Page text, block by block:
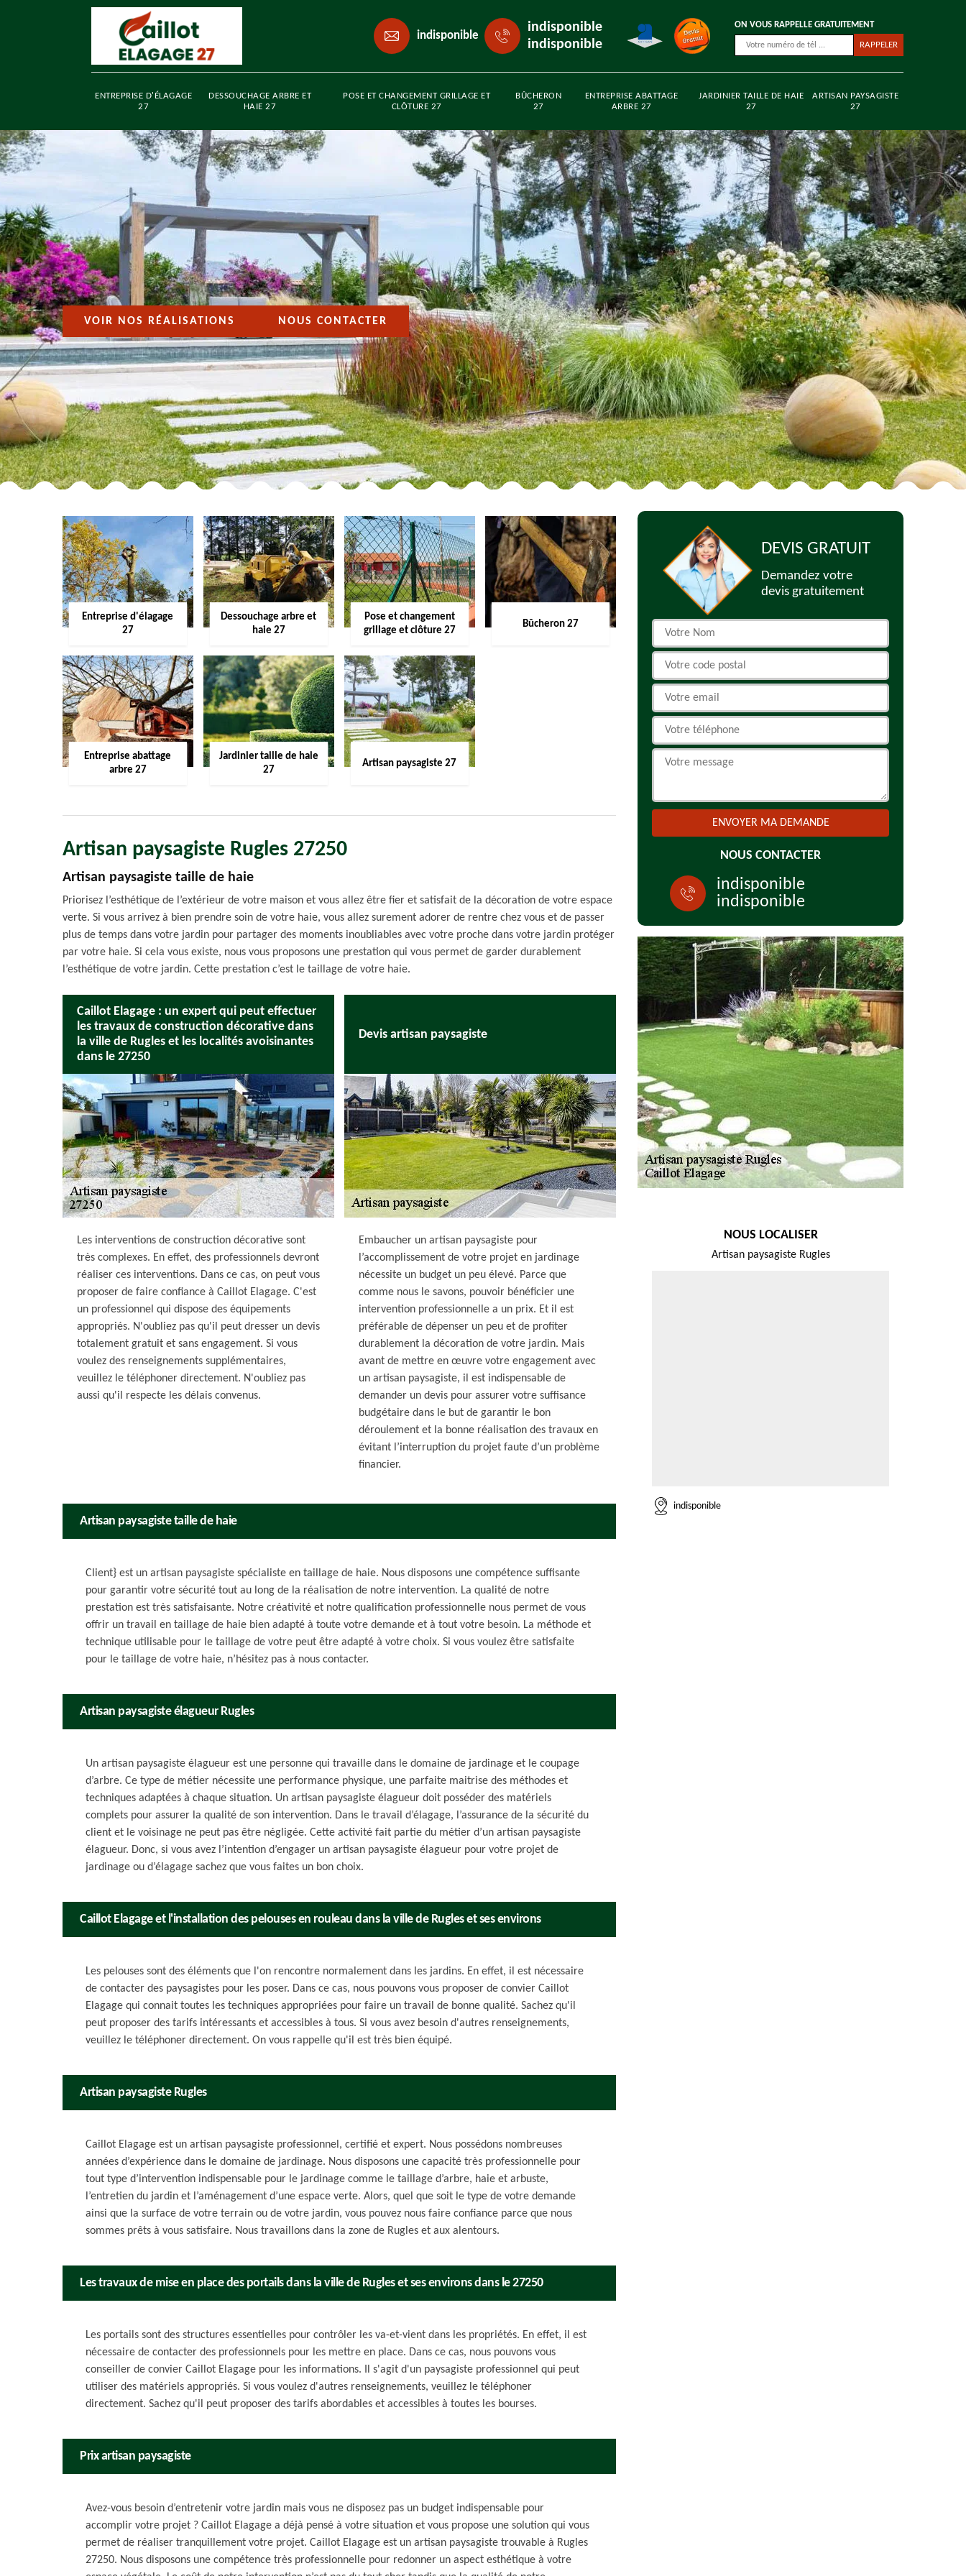
indisponible
indisponible
indisponible
ON VOUS RAPPELLE GRATUITEMENT
ENTREPRISE D'ÉLAGAGE
27
DESSOUCHAGE ARBRE ET
HAIE 27
POSE ET CHANGEMENT GRILLAGE ET
CLÔTURE 27
BÛCHERON
27
ENTREPRISE ABATTAGE
ARBRE 27
JARDINIER TAILLE DE HAIE
27
ARTISAN PAYSAGISTE
27
VOIR NOS RÉALISATIONS NOUS CONTACTER
Entreprise d'élagage
27
Dessouchage arbre et
haie 27
Pose et changement
grillage et clôture 27
Bûcheron 27
Entreprise abattage
arbre 27
Jardinier taille de haie
27
Artisan paysagiste 27
Artisan paysagiste Rugles 27250
Artisan paysagiste taille de haie
Priorisez l’esthétique de l’extérieur de votre maison et vous allez être fier et satisfait de la décoration de votre espace
verte. Si vous arrivez à bien prendre soin de votre haie, vous allez surement adorer de rentre chez vous et de passer
plus de temps dans votre jardin pour partager des moments inoubliables avec votre proche dans votre jardin protéger
par votre haie. Si cela vous existe, nous vous proposons une prestation qui vous permet de garder durablement
l’esthétique de votre jardin. Cette prestation c’est le taillage de votre haie.
Caillot Elagage : un expert qui peut effectuer
les travaux de construction décorative dans
la ville de Rugles et les localités avoisinantes
dans le 27250
Les interventions de construction décorative sont
très complexes. En effet, des professionnels devront
réaliser ces interventions. Dans ce cas, on peut vous
proposer de faire confiance à Caillot Elagage. C'est
un professionnel qui dispose des équipements
appropriés. N'oubliez pas qu'il peut dresser un devis
totalement gratuit et sans engagement. Si vous
voulez des renseignements supplémentaires,
veuillez le téléphoner directement. N'oubliez pas
aussi qu'il respecte les délais convenus.
Devis artisan paysagiste
Embaucher un artisan paysagiste pour
l’accomplissement de votre projet en jardinage
nécessite un budget un peu élevé. Parce que
comme nous le savons, pouvoir bénéficier une
intervention professionnelle a un prix. Et il est
préférable de dépenser un peu et de profiter
durablement la décoration de votre jardin. Mais
avant de mettre en œuvre votre engagement avec
un artisan paysagiste, il est indispensable de
demander un devis pour assurer votre suffisance
budgétaire dans le but de garantir le bon
déroulement et la bonne réalisation des travaux en
évitant l’interruption du projet faute d’un problème
financier.
Artisan paysagiste taille de haie
Client} est un artisan paysagiste spécialiste en taillage de haie. Nous disposons une compétence suffisante
pour garantir votre sécurité tout au long de la réalisation de notre intervention. La qualité de notre
prestation est très satisfaisante. Notre créativité et notre qualification professionnelle nous permet de vous
offrir un travail en taillage de haie bien adapté à toute votre demande et à tout votre besoin. La méthode et
technique utilisable pour le taillage de votre peut être adapté à votre choix. Si vous voulez être satisfaite
pour le taillage de votre haie, n’hésitez pas à nous contacter.
Artisan paysagiste élagueur Rugles
Un artisan paysagiste élagueur est une personne qui travaille dans le domaine de jardinage et le coupage
d’arbre. Ce type de métier nécessite une performance physique, une parfaite maitrise des méthodes et
techniques adaptées à chaque situation. Un artisan paysagiste élagueur doit posséder des matériels
complets pour assurer la qualité de son intervention. Dans le travail d’élagage, l’assurance de la sécurité du
client et le voisinage ne peut pas être négligée. Cette activité fait partie du métier d’un artisan paysagiste
élagueur. Donc, si vous avez l’intention d’engager un artisan paysagiste élagueur pour votre projet de
jardinage ou d’élagage sachez que vous faites un bon choix.
Caillot Elagage et l'installation des pelouses en rouleau dans la ville de Rugles et ses environs
Les pelouses sont des éléments que l'on rencontre normalement dans les jardins. En effet, il est nécessaire
de contacter des paysagistes pour les poser. Dans ce cas, nous pouvons vous proposer de convier Caillot
Elagage qui connait toutes les techniques appropriées pour faire un travail de bonne qualité. Sachez qu'il
peut proposer des tarifs intéressants et accessibles à tous. Si vous avez besoin d'autres renseignements,
veuillez le téléphoner directement. On vous rappelle qu'il est très bien équipé.
Artisan paysagiste Rugles
Caillot Elagage est un artisan paysagiste professionnel, certifié et expert. Nous possédons nombreuses
années d’expérience dans le domaine de jardinage. Nous disposons une capacité très professionnelle pour
tout type d’intervention indispensable pour le jardinage comme le taillage d’arbre, haie et arbuste,
l’entretien du jardin et l’aménagement d’une espace verte. Alors, quel que soit le type de votre demande
ainsi que la surface de votre terrain ou de votre jardin, vous pouvez nous faire confiance parce que nous
sommes prêts à vous satisfaire. Nous travaillons dans la zone de Rugles et aux alentours.
Les travaux de mise en place des portails dans la ville de Rugles et ses environs dans le 27250
Les portails sont des structures essentielles pour contrôler les va-et-vient dans les propriétés. En effet, il est
nécessaire de contacter des professionnels pour les mettre en place. Dans ce cas, nous pouvons vous
conseiller de convier Caillot Elagage pour les informations. Il s'agit d'un paysagiste professionnel qui peut
utiliser des matériels appropriés. Si vous voulez d'autres renseignements, veuillez le téléphoner
directement. Sachez qu'il peut proposer des tarifs abordables et accessibles à toutes les bourses.
Prix artisan paysagiste
Avez-vous besoin d’entretenir votre jardin mais vous ne disposez pas un budget indispensable pour
accomplir votre projet ? Caillot Elagage a déjà pensé à votre situation et vous propose une solution qui vous
permet de réaliser tranquillement votre projet. Caillot Elagage est un artisan paysagiste trouvable à Rugles
27250. Nous disposons une compétence très professionnelle pour redonner un aspect esthétique à votre
DEVIS GRATUIT
Demandez votre
devis gratuitement
NOUS CONTACTER
indisponible
indisponible
NOUS LOCALISER
Artisan paysagiste Rugles
indisponible